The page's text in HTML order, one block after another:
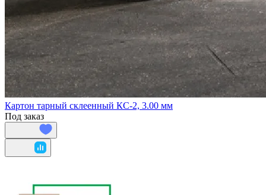
Картон тарный склеенный КС-2, 3.00 мм
Под заказ